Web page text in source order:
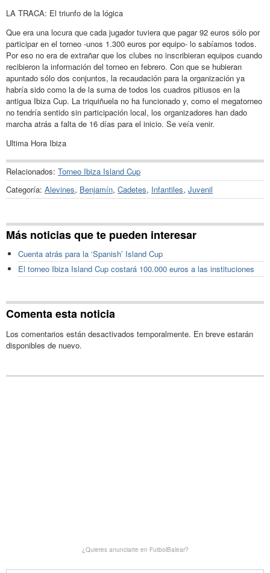
LA TRACA: El triunfo de la lógica
Que era una locura que cada jugador tuviera que pagar 92 euros sólo por
participar en el torneo -unos 1.300 euros por equipo- lo sabíamos todos.
Por eso no era de extrañar que los clubes no inscribieran equipos cuando
recibieron la información del torneo en febrero. Con que se hubieran
apuntado sólo dos conjuntos, la recaudación para la organización ya
habría sido como la de la suma de todos los cuadros pitiusos en la
antigua Ibiza Cup. La triquiñuela no ha funcionado y, como el megatorneo
no tendría sentido sin participación local, los organizadores han dado
marcha atrás a falta de 16 días para el inicio. Se veía venir.
Ultima Hora Ibiza
Relacionados: Torneo Ibiza Island Cup
Categoría: Alevines, Benjamín, Cadetes, Infantiles, Juvenil
Más noticias que te pueden interesar
Cuenta atrás para la ‘Spanish’ Island Cup
El torneo Ibiza Island Cup costará 100.000 euros a las instituciones
Comenta esta noticia
Los comentarios están desactivados temporalmente. En breve estarán
disponibles de nuevo.
¿Quieres anunciarte en FutbolBalear?